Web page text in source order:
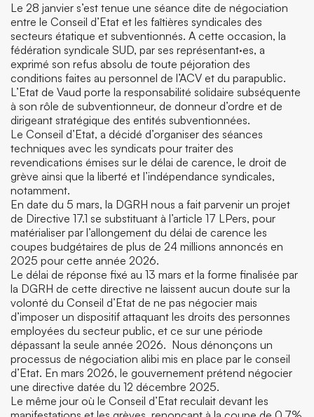
Le 28 janvier s’est tenue une séance dite de négociation
entre le Conseil d’Etat et les faîtières syndicales des
secteurs étatique et subventionnés. A cette occasion, la
fédération syndicale SUD, par ses représentant·es, a
exprimé son refus absolu de toute péjoration des
conditions faites au personnel de l’ACV et du parapublic.
L’Etat de Vaud porte la responsabilité solidaire subséquente
à son rôle de subventionneur, de donneur d’ordre et de
dirigeant stratégique des entités subventionnées.
Le Conseil d’Etat, a décidé d’organiser des séances
techniques avec les syndicats pour traiter des
revendications émises sur le délai de carence, le droit de
grève ainsi que la liberté et l’indépendance syndicales,
notamment.
En date du 5 mars, la DGRH nous a fait parvenir un projet
de Directive 17.1 se substituant à l’article 17 LPers, pour
matérialiser par l’allongement du délai de carence les
coupes budgétaires de plus de 24 millions annoncés en
2025 pour cette année 2026.
Le délai de réponse fixé au 13 mars et la forme finalisée par
la DGRH de cette directive ne laissent aucun doute sur la
volonté du Conseil d’Etat de ne pas négocier mais
d’imposer un dispositif attaquant les droits des personnes
employées du secteur public, et ce sur une période
dépassant la seule année 2026. Nous dénonçons un
processus de négociation alibi mis en place par le conseil
d’Etat. En mars 2026, le gouvernement prétend négocier
une directive datée du 12 décembre 2025.
Le même jour où le Conseil d’Etat reculait devant les